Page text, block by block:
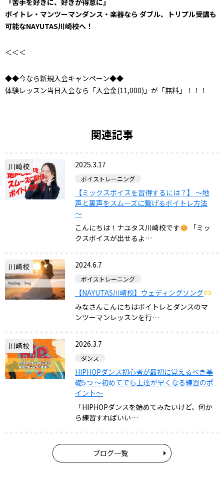
ボイトレ・マンツーマンダンス・楽器なら ダブル、トリプル受講も
可能なNAYUTAS川崎校へ！
＜＜＜
◆◆今なら新規入会キャンペーン◆◆
体験レッスン当日入会なら「入会金(11,000)」が「無料」！！！
関連記事
川崎校 2025.3.17
ボイストレーニング
【ミックスボイスを習得するには？】 ～地
声と裏声をスムーズに繋げるボイトレ方法
～
こんにちは！ナユタス川崎校です
「ミッ
クスボイスが出せるよ…
川崎校 2024.6.7
ボイストレーニング
【NAYUTAS川崎校】ウェディングソング
みなさんこんにちはボイトレとダンスのマ
ンツーマンレッスンを行…
川崎校 2026.3.7
ダンス
HIPHOPダンス初心者が最初に覚えるべき基
礎5つ ～初めてでも上達が早くなる練習のポ
イント～
「HIPHOPダンスを始めてみたいけど、何か
ら練習すればいい…
ブログ一覧